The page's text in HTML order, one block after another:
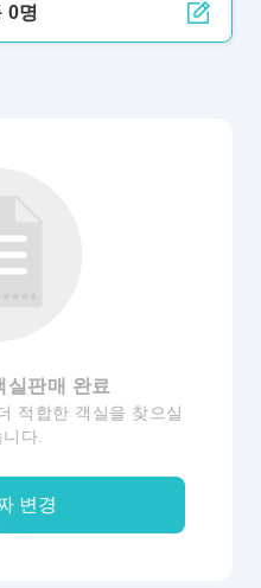
0명
실판매 완료
적합한 객실을 찾으실
다.
변경